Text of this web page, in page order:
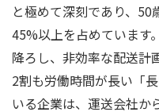
と極めて深刻であり、
45%以上を占めています
降ろし、非効率な配送計
2割も労働時間が長い「
いる企業は、運送会社か